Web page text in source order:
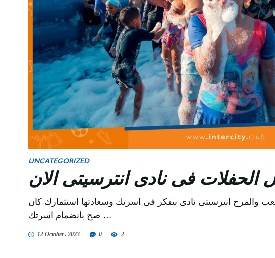
UNCATEGORIZED
الحفلات فى نادى انترسيتى الان
والمرح انترسيتى نادى بيفكر فى اسرتك وسعادتها استثمارك كان
صح بانضمام اسرتك …
12 October، 2023 0 2